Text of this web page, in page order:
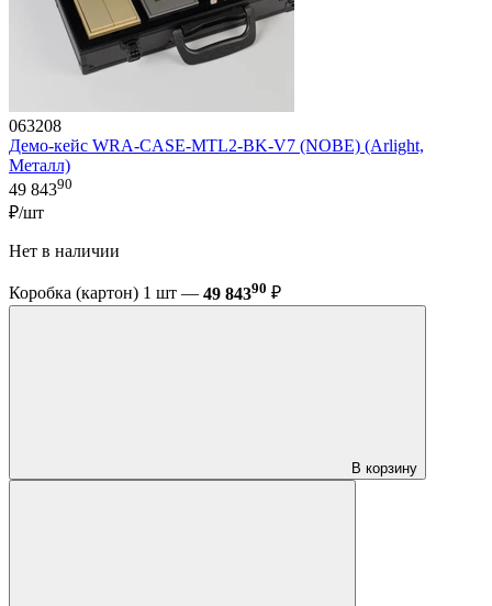
063208
Демо-кейс WRA-CASE-MTL2-BK-V7 (NOBE) (Arlight,
Металл)
49 84390
₽/шт
Нет в наличии
Коробка (картон) 1 шт — 49 84390 ₽
В корзину